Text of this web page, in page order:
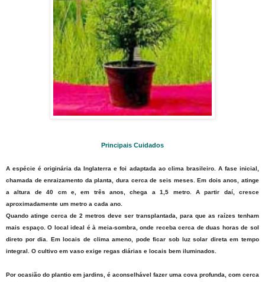
Principais Cuidados
A espécie é originária da Inglaterra e foi adaptada ao clima brasileiro. A fase inicial,
chamada de enraizamento da planta, dura cerca de seis meses. Em dois anos, atinge
a altura de 40 cm e, em três anos, chega a 1,5 metro. A partir daí, cresce
aproximadamente um metro a cada ano.
Quando atinge cerca de 2 metros deve ser transplantada, para que as raízes tenham
mais espaço. O local ideal é à meia-sombra, onde receba cerca de duas horas de sol
direto por dia. Em locais de clima ameno, pode ficar sob luz solar direta em tempo
integral. O cultivo em vaso exige regas diárias e locais bem iluminados.
Por ocasião do plantio em jardins, é aconselhável fazer uma cova profunda, com cerca